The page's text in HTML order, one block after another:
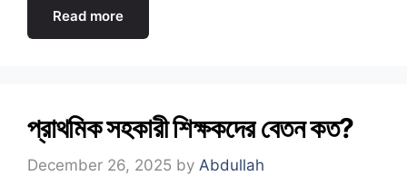
Read more
প্রাথমিক সহকারী শিক্ষকদের বেতন কত?
December 26, 2025 by Abdullah